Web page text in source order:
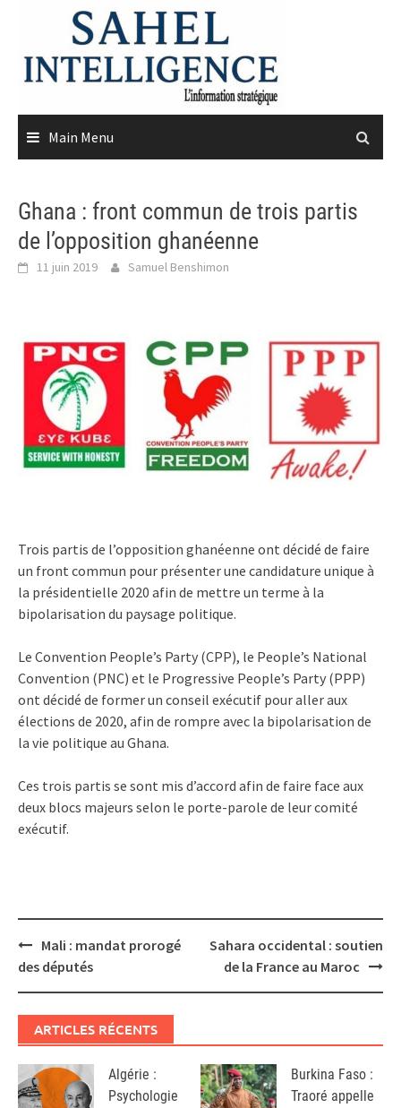
content
Main Menu
Ghana : front commun de trois partis
de l’opposition ghanéenne
11 juin 2019 Samuel Benshimon
Trois partis de l’opposition ghanéenne ont décidé de faire
un front commun pour présenter une candidature unique à
la présidentielle 2020 afin de mettre un terme à la
bipolarisation du paysage politique.
Le Convention People’s Party (CPP), le People’s National
Convention (PNC) et le Progressive People’s Party (PPP)
ont décidé de former un conseil exécutif pour aller aux
élections de 2020, afin de rompre avec la bipolarisation de
la vie politique au Ghana.
Ces trois partis se sont mis d’accord afin de faire face aux
deux blocs majeurs selon le porte-parole de leur comité
exécutif.
Post
navigation
Mali : mandat prorogé
des députés
Sahara occidental : soutien
de la France au Maroc
ARTICLES RÉCENTS
Algérie :
Psychologie
Burkina Faso :
Traoré appelle